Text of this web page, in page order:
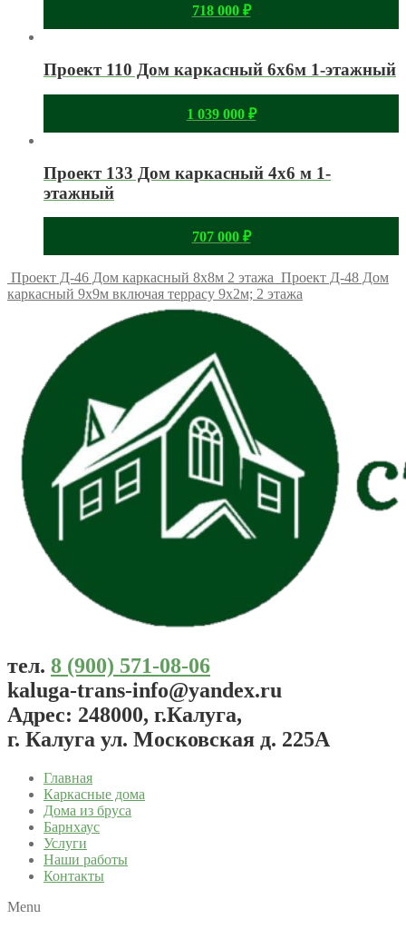
718 000 ₽
Проект 110 Дом каркасный 6х6м 1-этажный
1 039 000 ₽
Проект 133 Дом каркасный 4х6 м 1-
этажный
707 000 ₽
Проект Д-46 Дом каркасный 8х8м 2 этажа Проект Д-48 Дом
каркасный 9х9м включая террасу 9х2м; 2 этажа
тел. 8 (900) 571-08-06
kaluga-trans-info@yandex.ru
Адрес: 248000, г.Калуга,
г. Калуга ул. Московская д. 225А
Главная
Каркасные дома
Дома из бруса
Барнхаус
Услуги
Наши работы
Контакты
Menu